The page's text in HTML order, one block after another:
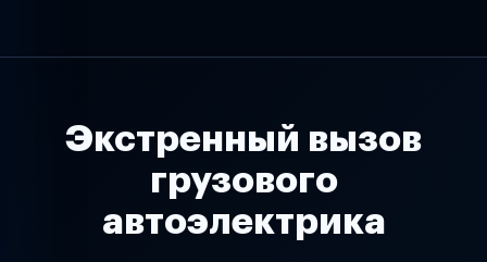
Экстренный вызов
грузового
автоэлектрика